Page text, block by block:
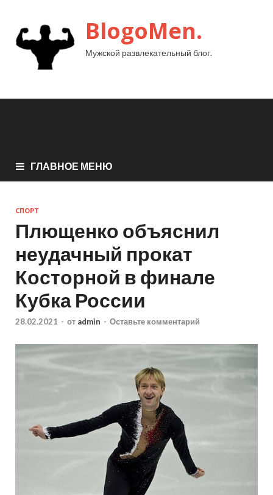
BlogoMen.
Мужской развлекательный блог.
ГЛАВНОЕ МЕНЮ
СПОРТ
Плющенко объяснил
неудачный прокат
Косторной в финале
Кубка России
28.02.2021 - от admin - Оставьте комментарий